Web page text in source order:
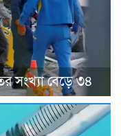
সংখ্যা বেড়ে ৩৪